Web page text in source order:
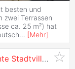
besten und
zwei Terrassen
ca. 25 m²) hat
... [Mehr]
Traumpanorama über Graz: Charmante Stadtvilla am beliebten "